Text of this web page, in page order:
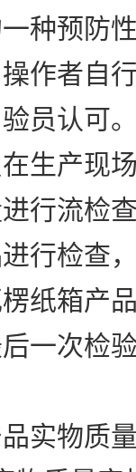
种预防
作者自
验员认可
产现场
行流检
行检查
纸箱产
一次检
实物质